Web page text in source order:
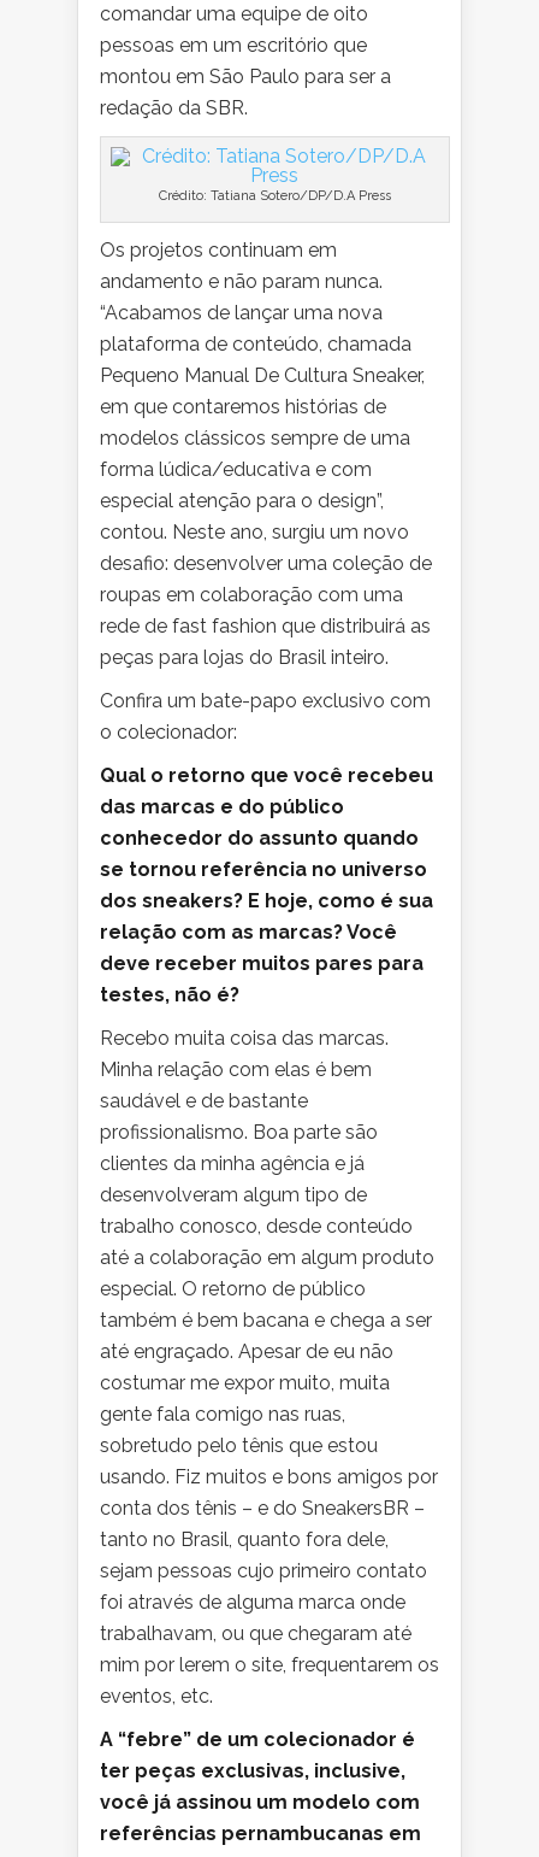
comandar uma equipe de oito
pessoas em um escritório que
montou em São Paulo para ser a
redação da SBR.
Crédito: Tatiana Sotero/DP/D.A Press
Os projetos continuam em
andamento e não param nunca.
“Acabamos de lançar uma nova
plataforma de conteúdo, chamada
Pequeno Manual De Cultura Sneaker,
em que contaremos histórias de
modelos clássicos sempre de uma
forma lúdica/educativa e com
especial atenção para o design”,
contou. Neste ano, surgiu um novo
desafio: desenvolver uma coleção de
roupas em colaboração com uma
rede de fast fashion que distribuirá as
peças para lojas do Brasil inteiro.
Confira um bate-papo exclusivo com
o colecionador:
Qual o retorno que você recebeu
das marcas e do público
conhecedor do assunto quando
se tornou referência no universo
dos sneakers? E hoje, como é sua
relação com as marcas? Você
deve receber muitos pares para
testes, não é?
Recebo muita coisa das marcas.
Minha relação com elas é bem
saudável e de bastante
profissionalismo. Boa parte são
clientes da minha agência e já
desenvolveram algum tipo de
trabalho conosco, desde conteúdo
até a colaboração em algum produto
especial. O retorno de público
também é bem bacana e chega a ser
até engraçado. Apesar de eu não
costumar me expor muito, muita
gente fala comigo nas ruas,
sobretudo pelo tênis que estou
usando. Fiz muitos e bons amigos por
conta dos tênis – e do SneakersBR –
tanto no Brasil, quanto fora dele,
sejam pessoas cujo primeiro contato
foi através de alguma marca onde
trabalhavam, ou que chegaram até
mim por lerem o site, frequentarem os
eventos, etc.
A “febre” de um colecionador é
ter peças exclusivas, inclusive,
você já assinou um modelo com
referências pernambucanas em